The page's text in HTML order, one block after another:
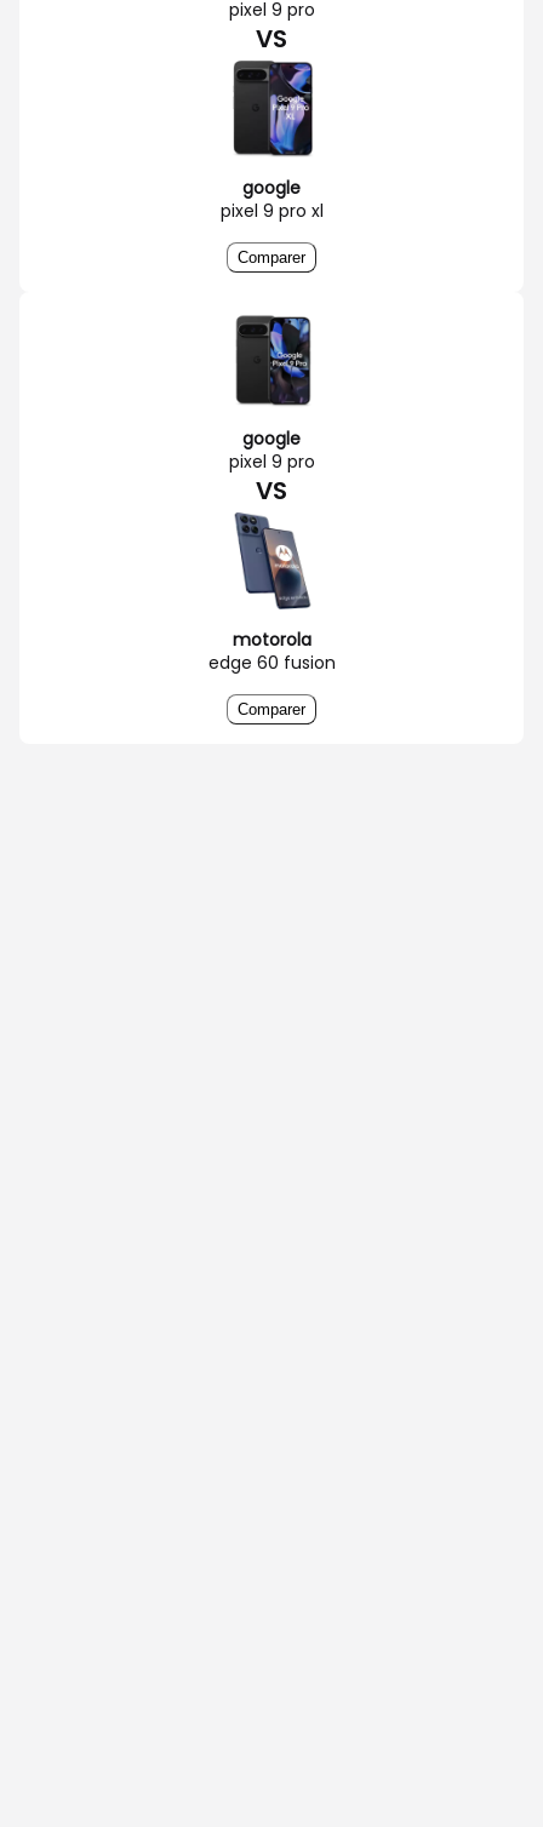
pixel 9 pro
VS
google
pixel 9 pro xl
Comparer
google
pixel 9 pro
VS
motorola
edge 60 fusion
Comparer